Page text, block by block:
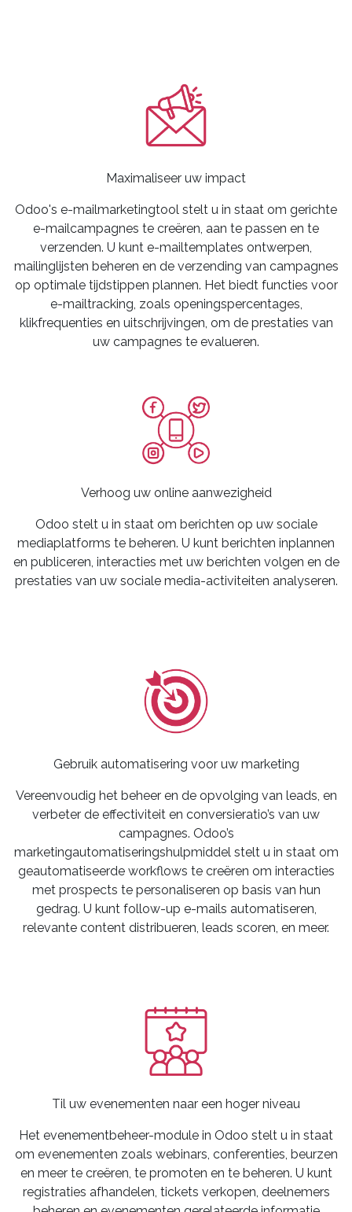
Maximaliseer uw impact
Odoo's e-mailmarketingtool stelt u in staat om gerichte
e-mailcampagnes te creëren, aan te passen en te
verzenden. U kunt e-mailtemplates ontwerpen,
mailinglijsten beheren en de verzending van campagnes
op optimale tijdstippen plannen. Het biedt functies voor
e-mailtracking, zoals openingspercentages,
klikfrequenties en uitschrijvingen, om de prestaties van
uw campagnes te evalueren.
Verhoog uw online aanwezigheid
Odoo stelt u in staat om berichten op uw sociale
mediaplatforms te beheren. U kunt berichten inplannen
en publiceren, interacties met uw berichten volgen en de
prestaties van uw sociale media-activiteiten analyseren.
Gebruik automatisering voor uw marketing
Vereenvoudig het beheer en de opvolging van leads, en
verbeter de effectiviteit en conversieratio’s van uw
campagnes. Odoo’s
marketingautomatiseringshulpmiddel stelt u in staat om
geautomatiseerde workflows te creëren om interacties
met prospects te personaliseren op basis van hun
gedrag. U kunt follow-up e-mails automatiseren,
relevante content distribueren, leads scoren, en meer.
Til uw evenementen naar een hoger niveau
Het evenementbeheer-module in Odoo stelt u in staat
om evenementen zoals webinars, conferenties, beurzen
en meer te creëren, te promoten en te beheren. U kunt
registraties afhandelen, tickets verkopen, deelnemers